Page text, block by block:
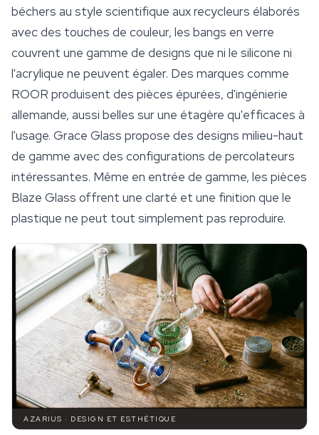
béchers au style scientifique aux recycleurs élaborés
avec des touches de couleur, les bangs en verre
couvrent une gamme de designs que ni le silicone ni
l'acrylique ne peuvent égaler. Des marques comme
ROOR produisent des pièces épurées, d'ingénierie
allemande, aussi belles sur une étagère qu'efficaces à
l'usage. Grace Glass propose des designs milieu-haut
de gamme avec des configurations de percolateurs
intéressantes. Même en entrée de gamme, les pièces
Blaze Glass offrent une clarté et une finition que le
plastique ne peut tout simplement pas reproduire.
AZARIUS · DESIGN ET ESTHÉTIQUE